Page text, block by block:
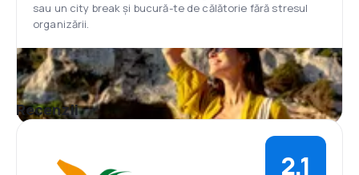
sau un city break și bucură-te de călătorie fără stresul
organizării.
Recenzii
2,1